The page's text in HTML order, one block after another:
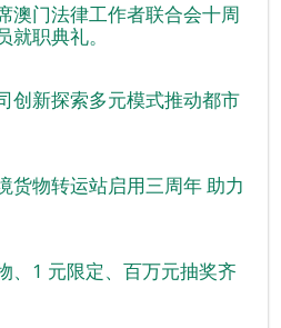
澳门法律工作者联合会十周
职典礼。
创新探索多元模式推动都市
货物转运站启用三周年 助力
、1 元限定、百万元抽奖齐